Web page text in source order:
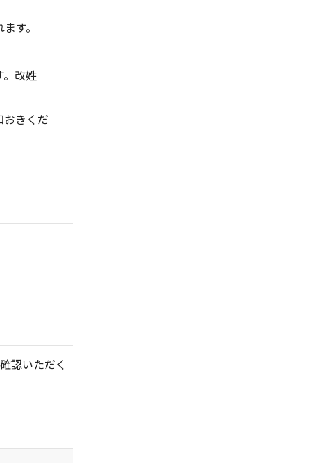
す。
。改姓
きくだ
認いただく